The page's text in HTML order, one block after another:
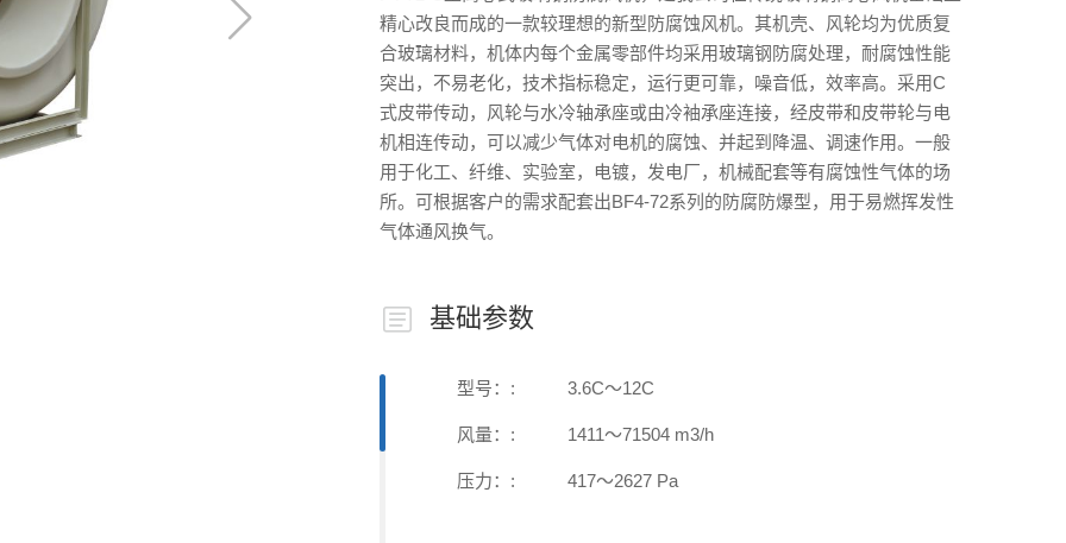
精心改良而成的一款较理想的新型防腐蚀风机。其机壳、风轮均为优质复
合玻璃材料，机体内每个金属零部件均采用玻璃钢防腐处理，耐腐蚀性能
突出，不易老化，技术指标稳定，运行更可靠，噪音低，效率高。采用C
式皮带传动，风轮与水冷轴承座或由冷袖承座连接，经皮带和皮带轮与电
机相连传动，可以减少气体对电机的腐蚀、并起到降温、调速作用。一般
用于化工、纤维、实验室，电镀，发电厂，机械配套等有腐蚀性气体的场
所。可根据客户的需求配套出BF4-72系列的防腐防爆型，用于易燃挥发性
气体通风换气。
基础参数
型号：: 3.6C～12C
风量：: 1411～71504 m3/h
压力：: 417～2627 Pa